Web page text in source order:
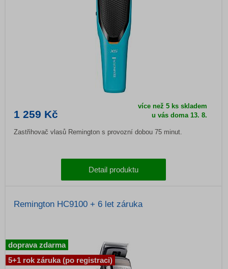
1 259 Kč
více než 5 ks skladem
u vás doma 13. 8.
Zastřihovač vlasů Remington s provozní dobou 75 minut.
Detail produktu
Remington HC9100 + 6 let záruka
doprava zdarma
5+1 rok záruka (po registraci)